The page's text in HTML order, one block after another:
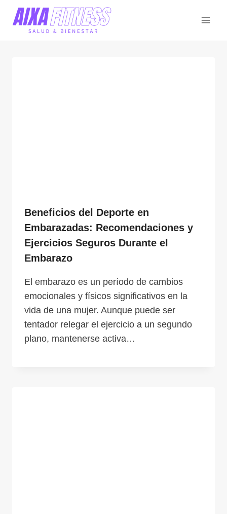
Saltar
contenido
Beneficios del Deporte en
Embarazadas: Recomendaciones y
Ejercicios Seguros Durante el
Embarazo
El embarazo es un período de cambios
emocionales y físicos significativos en la
vida de una mujer. Aunque puede ser
tentador relegar el ejercicio a un segundo
plano, mantenerse activa…